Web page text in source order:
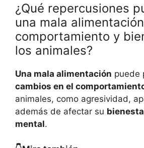
¿Qué repercusiones
una mala
comportamiento y
los animales?
Una mala alimentación puede
cambios en el
animales, como agresividad,
además de afectar su
mental.